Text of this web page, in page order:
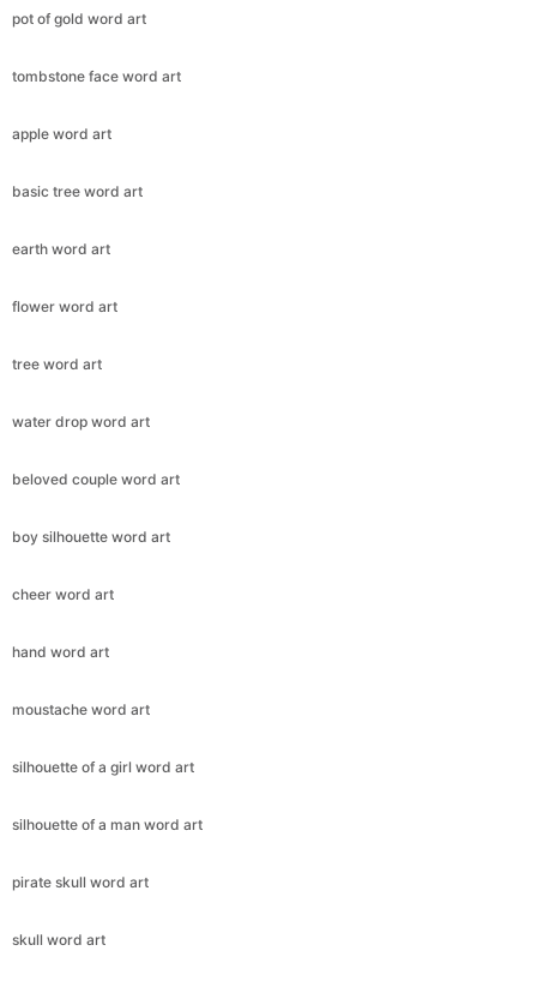
pot of gold word art
tombstone face word art
apple word art
basic tree word art
earth word art
flower word art
tree word art
water drop word art
beloved couple word art
boy silhouette word art
cheer word art
hand word art
moustache word art
silhouette of a girl word art
silhouette of a man word art
pirate skull word art
skull word art